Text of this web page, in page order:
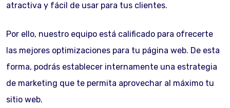
atractiva y fácil de usar para tus clientes.
Por ello, nuestro equipo está calificado para ofrecerte
las mejores optimizaciones para tu página web. De esta
forma, podrás establecer internamente una estrategia
de marketing que te permita aprovechar al máximo tu
sitio web.